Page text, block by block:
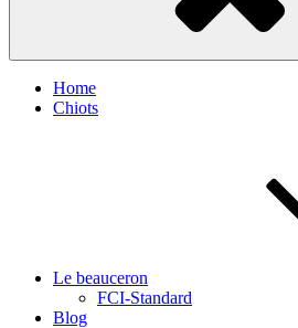
Home
Chiots
Le beauceron
FCI-Standard
Blog